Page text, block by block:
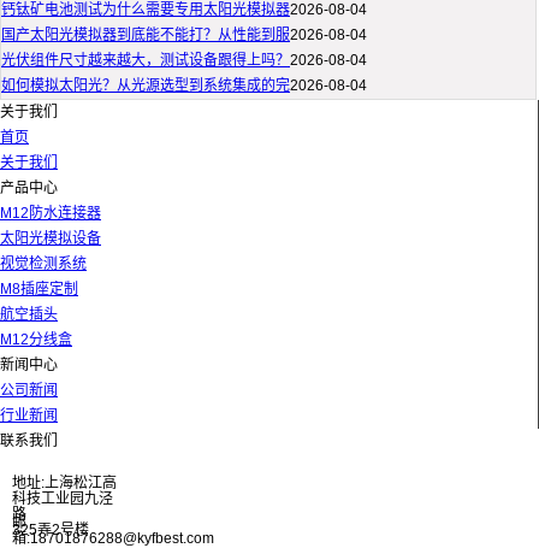
钙钛矿电池测试为什么需要专用太阳光模拟器2026-08-04
国产太阳光模拟器到底能不能打？从性能到服2026-08-04
光伏组件尺寸越来越大，测试设备跟得上吗？ 2026-08-04
如何模拟太阳光？从光源选型到系统集成的完2026-08-04
关于我们
首页
关于我们
产品中心
M12防水连接器
太阳光模拟设备
视觉检测系统
M8插座定制
航空插头
M12分线盒
新闻中心
公司新闻
行业新闻
联系我们
地址:上海松江高
科技工业园九泾
路
325弄2号楼
邮
箱:18701876288@kyfbest.com